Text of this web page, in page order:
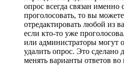
опрос всегда связан
проголосовать, то вы
отредактировать любой из
если кто-то уже
или администраторы могут
удалить опрос. Это сделано
менять варианты ответов во